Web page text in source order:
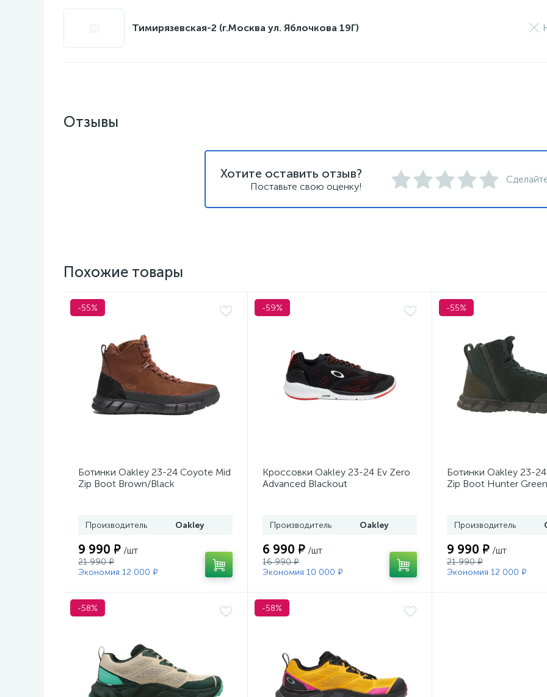
Тимирязевская-2 (г.Москва ул. Яблочкова 19Г)
Отзывы
Хотите оставить отзыв?
Поставьте свою оценку!
Похожие товары
-55%
Ботинки Oakley 23-24 Coyote Mid
Zip Boot Brown/Black
Производитель Oakley
9 990 ₽ /шт
21 990 ₽
Экономия 12 000 ₽
-59%
Кроссовки Oakley 23-24 Ev Zero
Advanced Blackout
Производитель Oakley
6 990 ₽ /шт
16 990 ₽
Экономия 10 000 ₽
-55%
Ботинки Oakley 23-
Zip Boot Hunter
Производитель
9 990 ₽ /шт
21 990 ₽
Экономия 12 000 ₽
-58% -58%